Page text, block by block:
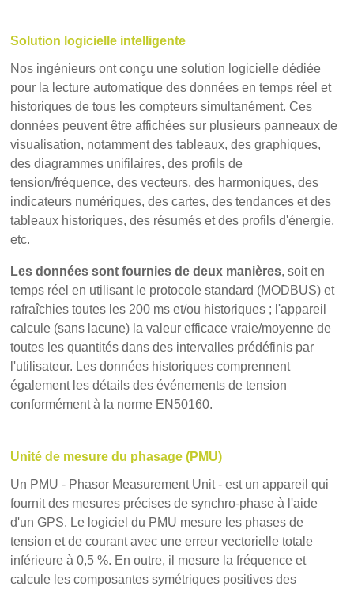
Solution logicielle intelligente
Nos ingénieurs ont conçu une solution logicielle dédiée
pour la lecture automatique des données en temps réel et
historiques de tous les compteurs simultanément. Ces
données peuvent être affichées sur plusieurs panneaux de
visualisation, notamment des tableaux, des graphiques,
des diagrammes unifilaires, des profils de
tension/fréquence, des vecteurs, des harmoniques, des
indicateurs numériques, des cartes, des tendances et des
tableaux historiques, des résumés et des profils d'énergie,
etc.
Les données sont fournies de deux manières, soit en
temps réel en utilisant le protocole standard (MODBUS) et
rafraîchies toutes les 200 ms et/ou historiques ; l'appareil
calcule (sans lacune) la valeur efficace vraie/moyenne de
toutes les quantités dans des intervalles prédéfinis par
l'utilisateur. Les données historiques comprennent
également les détails des événements de tension
conformément à la norme EN50160.
Unité de mesure du phasage (PMU)
Un PMU - Phasor Measurement Unit - est un appareil qui
fournit des mesures précises de synchro-phase à l'aide
d'un GPS. Le logiciel du PMU mesure les phases de
tension et de courant avec une erreur vectorielle totale
inférieure à 0,5 %. En outre, il mesure la fréquence et
calcule les composantes symétriques positives des